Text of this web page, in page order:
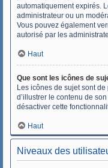
automatiquement expirés.
administrateur ou un
Vous pouvez également
autorisé par les
Haut
Que sont les icônes de
Les icônes de sujet sont
d’illustrer le contenu de
désactiver cette
Haut
Niveaux des